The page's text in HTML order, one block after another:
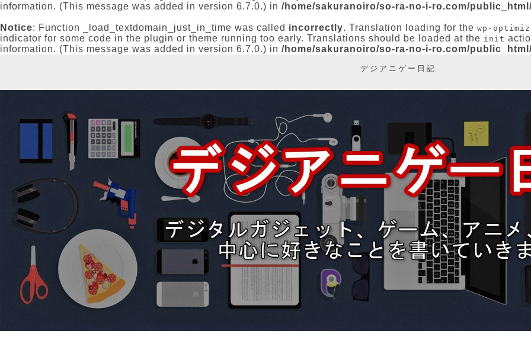
information. (This message was added in version 6.7.0.) in /home/sakuranoiro/so-ra-no-i-ro.com/
Notice: Function _load_textdomain_just_in_time was called incorrectly. Translation loading for the wp-
indicator for some code in the plugin or theme running too early. Translations should be loaded at the init
information. (This message was added in version 6.7.0.) in /home/sakuranoiro/so-ra-no-i-ro.com/
デジアニゲー日記